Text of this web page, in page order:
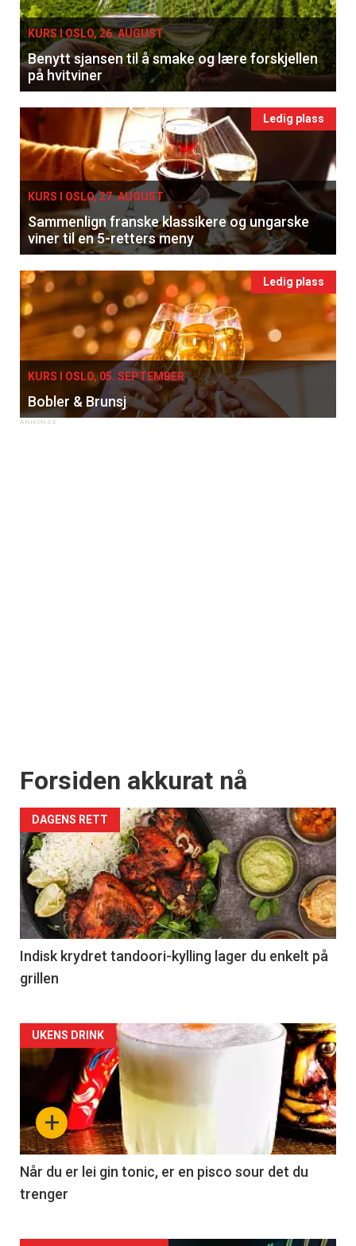
KURS I OSLO, 26. AUGUST
Benytt sjansen til å smake og lære forskjellen
på hvitviner
Ledig plass
KURS I OSLO, 27. AUGUST
Sammenlign franske klassikere og ungarske
viner til en 5-retters meny
Ledig plass
KURS I OSLO, 05. SEPTEMBER
Bobler & Brunsj
Forsiden akkurat nå
DAGENS RETT
Indisk krydret tandoori-kylling lager du enkelt på
grillen
Forsiden
akkurat
nå
-
2
+
UKENS DRINK
Når du er lei gin tonic, er en pisco sour det du
trenger